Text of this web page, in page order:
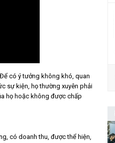
có ý tưởng không khó, quan
sự kiện, họ thường xuyên phải
họ hoặc không được chấp
có doanh thu, được thể hiện,